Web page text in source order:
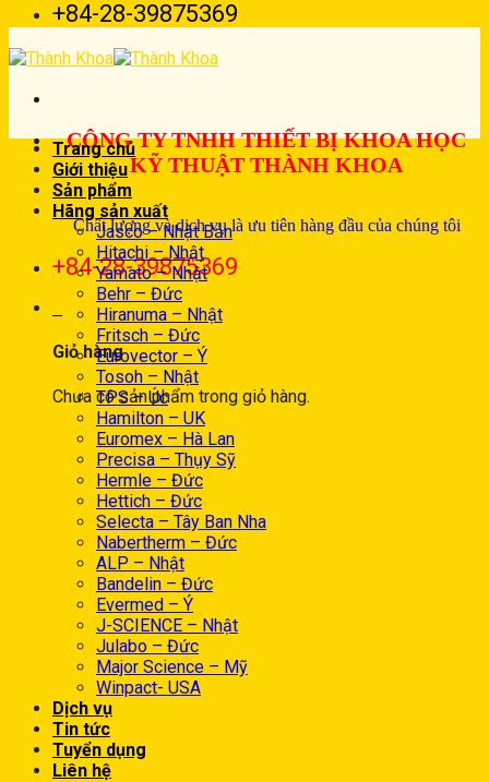
+84-28-39875369
CÔNG TY TNHH THIẾT BỊ KHOA HỌC
KỸ THUẬT THÀNH KHOA
Chất lượng và dịch vụ là ưu tiên hàng đầu của chúng tôi
+84-28-39875369
Giỏ hàng
Chưa có sản phẩm trong giỏ hàng.
Trang chủ
Giới thiệu
Sản phẩm
Hãng sản xuất
Jasco – Nhật Bản
Hitachi – Nhật
Yamato – Nhật
Behr – Đức
Hiranuma – Nhật
Fritsch – Đức
Eurovector – Ý
Tosoh – Nhật
TPS – Úc
Hamilton – UK
Euromex – Hà Lan
Precisa – Thụy Sỹ
Hermle – Đức
Hettich – Đức
Selecta – Tây Ban Nha
Nabertherm – Đức
ALP – Nhật
Bandelin – Đức
Evermed – Ý
J-SCIENCE – Nhật
Julabo – Đức
Major Science – Mỹ
Winpact- USA
Dịch vụ
Tin tức
Tuyển dụng
Liên hệ